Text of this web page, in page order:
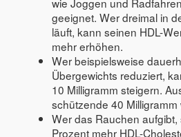
geeignet. Wer dreimal in
läuft, kann seinen HDL-
mehr erhöhen.
Wer beispielsweise
Übergewichts reduziert,
10 Milligramm steigern.
schützende 40 Milligramm
Wer das Rauchen
Prozent mehr HDL-